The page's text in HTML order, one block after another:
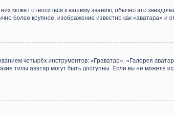
может относиться к вашему званию, обычно это
более крупное, изображение известно как «аватара» и
четырёх инструментов: «Граватар», «Галерея
типы аватар могут быть доступны. Если вы не можете